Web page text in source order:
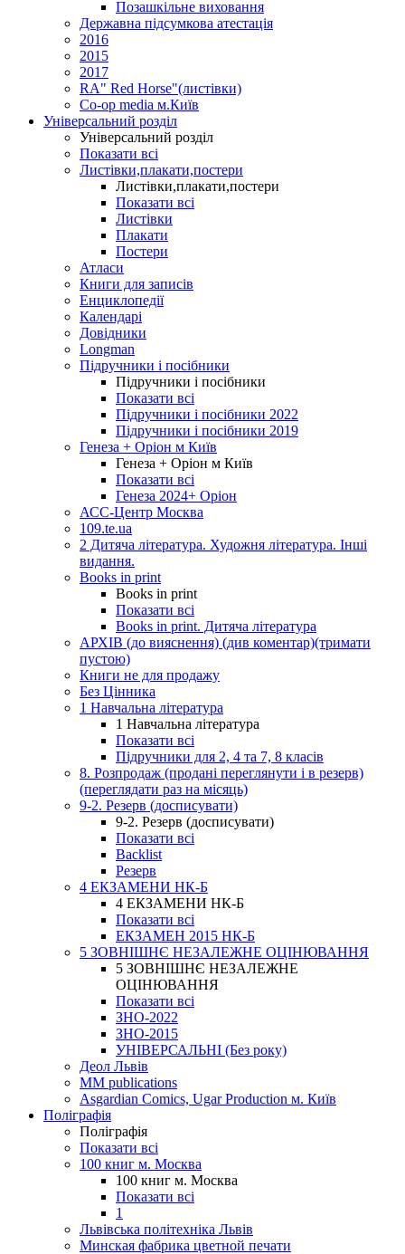
Позашкільне виховання
Державна підсумкова атестація
2016
2015
2017
RA" Red Horse"(листівки)
Co-op media м.Київ
Універсальний розділ
Універсальний розділ
Показати всі
Листівки,плакати,постери
Листівки,плакати,постери
Показати всі
Листівки
Плакати
Постери
Атласи
Книги для записів
Енциклопедії
Календарі
Довідники
Longman
Підручники і посібники
Підручники і посібники
Показати всі
Підручники і посібники 2022
Підручники і посібники 2019
Генеза + Оріон м Київ
Генеза + Оріон м Київ
Показати всі
Генеза 2024+ Оріон
АСС-Центр Москва
109.te.ua
2 Дитяча література. Художня література. Інші
видання.
Books in print
Books in print
Показати всі
Books in print. Дитяча література
АРХІВ (до вияснення) (див коментар)(тримати
пустою)
Книги не для продажу
Без Цінника
1 Навчальна література
1 Навчальна література
Показати всі
Підручники для 2, 4 та 7, 8 класів
8. Розпродаж (продані переглянути і в резерв)
(переглядати раз на місяць)
9-2. Резерв (досписувати)
9-2. Резерв (досписувати)
Показати всі
Backlist
Резерв
4 ЕКЗАМЕНИ НК-Б
4 ЕКЗАМЕНИ НК-Б
Показати всі
ЕКЗАМЕН 2015 НК-Б
5 ЗОВНІШНЄ НЕЗАЛЕЖНЕ ОЦІНЮВАННЯ
5 ЗОВНІШНЄ НЕЗАЛЕЖНЕ
ОЦІНЮВАННЯ
Показати всі
ЗНО-2022
ЗНО-2015
УНІВЕРСАЛЬНІ (Без року)
Деол Львів
MM publications
Asgardian Comics, Ugar Production м. Київ
Поліграфія
Поліграфія
Показати всі
100 книг м. Москва
100 книг м. Москва
Показати всі
1
Львівська політехніка Львів
Минская фабрика цветной печати